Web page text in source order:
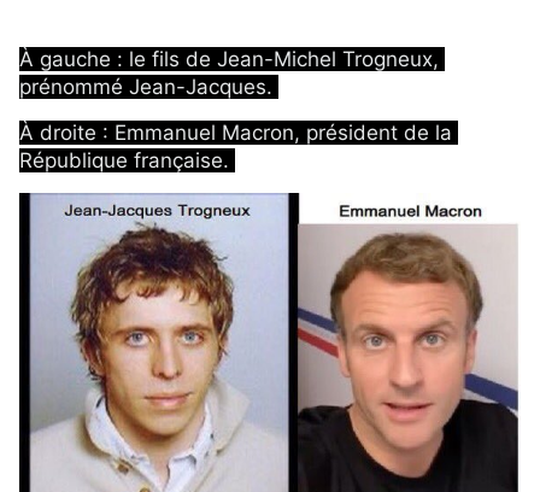
À gauche : le fils de Jean-Michel Trogneux,
prénommé Jean-Jacques.
À droite : Emmanuel Macron, président de la
République française.